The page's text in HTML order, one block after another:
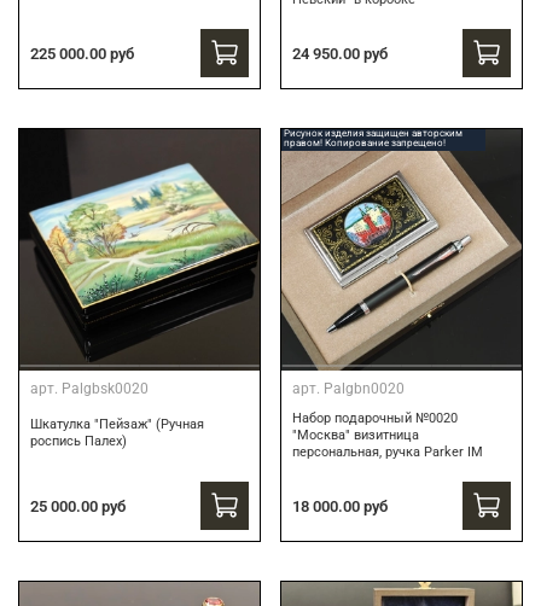
225 000.00 руб 24 950.00 руб
арт. Palgbsk0020
Шкатулка "Пейзаж" (Ручная
роспись Палех)
25 000.00 руб
Рисунок изделия защищен авторским
правом! Копирование запрещено!
арт. Palgbn0020
Набор подарочный №0020
"Москва" визитница
персональная, ручка Parker IM
18 000.00 руб